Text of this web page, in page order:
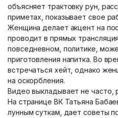
объясняет трактовку рун,
приметах, показывает свое
Женщина делает акцент на
проводит в прямых
повседневном, политике,
приготовления напитка. Во
встречаться хейт, однако
на оскорбления.
Видео выкладывает не часто,
На странице ВК Татьяна
лунным суткам, дает советы